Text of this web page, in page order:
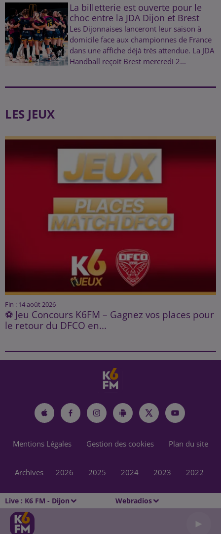
Live : K6 FM - Dijon Webradios
La billetterie est ouverte pour le
choc entre la JDA Dijon et Brest
Les Dijonnaises lanceront leur saison à
domicile face aux championnes de France
dans une affiche déjà très attendue. La JDA
Handball reçoit Brest mercredi 2...
LES JEUX
Fin : 14 août 2026
⚽ Jeu Concours K6FM – Gagnez vos places pour
le retour du DFCO en...
Mentions Légales Gestion des cookies Plan du site
Archives 2026 2025 2024 2023 2022